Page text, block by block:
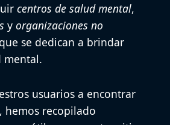
centros de salud mental,
y organizaciones no
que se dedican a brindar
mental.
usuarios a encontrar
hemos recopilado